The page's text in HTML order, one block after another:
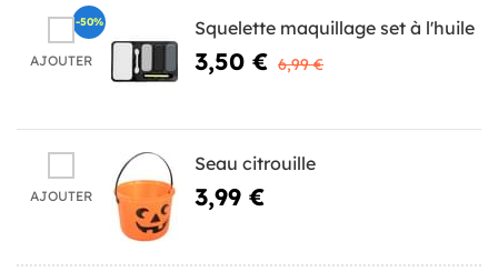
AJOUTER
Squelette maquillage set à l'huile
3,50 € 6,99 €
-50%
AJOUTER
Seau citrouille
3,99 €